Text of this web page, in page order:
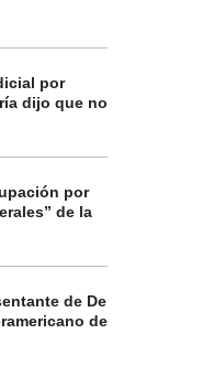
por
dijo que no
por
de la
de De
de